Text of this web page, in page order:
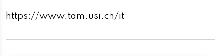
https://www.tam.usi.ch/it